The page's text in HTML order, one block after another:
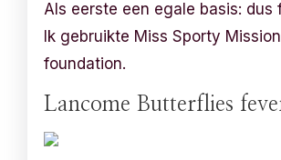
Als eerste een egale basis: dus
Ik gebruikte Miss Sporty
foundation.
Lancome Butterflies